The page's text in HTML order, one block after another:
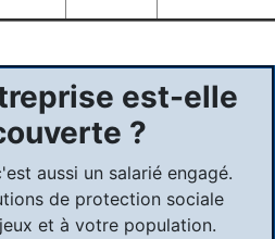
est-elle
?
aussi un salarié engagé.
de protection sociale
et à votre population.